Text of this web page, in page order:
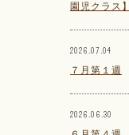
園児クラス】
2026.07.04
７月第１週
2026.06.30